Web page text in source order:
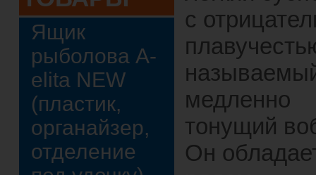
Ящик
рыболова A-
elita NEW
(пластик,
органайзер,
отделение
с
медленно
тонущий
Он